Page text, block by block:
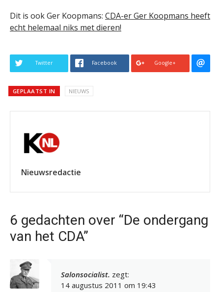
Dit is ook Ger Koopmans: CDA-er Ger Koopmans heeft
echt helemaal niks met dieren!
Twitter Facebook Google+
GEPLAATST IN NIEUWS
Nieuwsredactie
6 gedachten over “De ondergang
van het CDA”
Salonsocialist. zegt:
14 augustus 2011 om 19:43